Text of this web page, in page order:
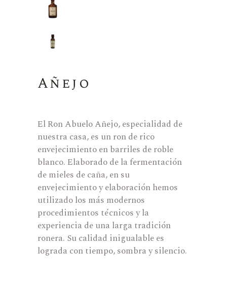
Añejo
El Ron Abuelo Añejo, especialidad de
nuestra casa, es un ron de rico
envejecimiento en barriles de roble
blanco. Elaborado de la fermentación
de mieles de caña, en su
envejecimiento y elaboración hemos
utilizado los más modernos
procedimientos técnicos y la
experiencia de una larga tradición
ronera. Su calidad inigualable es
lograda con tiempo, sombra y silencio.